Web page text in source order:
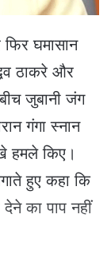
फिर घमासान
ठाकरे और
जुबानी जंग
गंगा स्नान
हमले किए।
हुए कहा कि
का पाप नहीं